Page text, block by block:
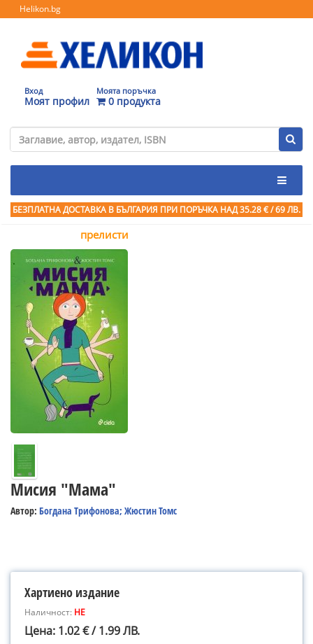
Helikon.bg
Вход
Моят профил
Моята поръчка
0 продукта
БЕЗПЛАТНА ДОСТАВКА В БЪЛГАРИЯ ПРИ ПОРЪЧКА НАД 35.28 € / 69 ЛВ.
прелисти
Мисия "Мама"
Автор: Богдана Трифонова; Жюстин Томс
Хартиено издание
Наличност: НЕ
Цена: 1.02 € / 1.99 ЛВ.